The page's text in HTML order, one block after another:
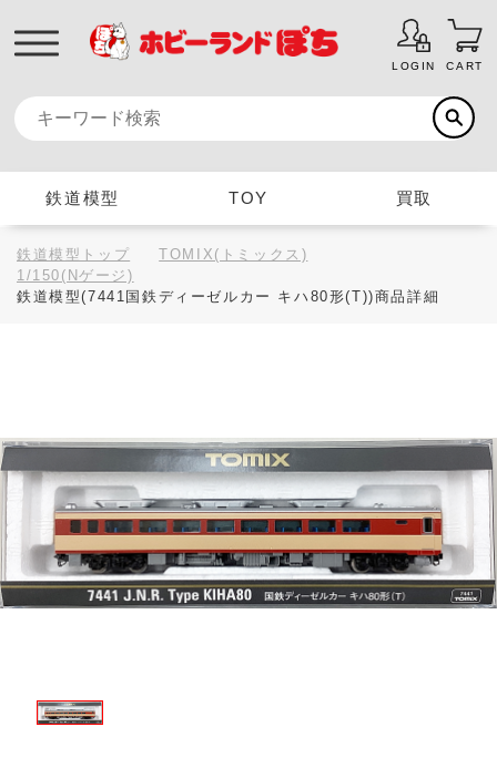
LOGIN CART
鉄道模型 TOY 買取
鉄道模型トップ
TOMIX(トミックス)
1/150(Nゲージ)
鉄道模型(7441国鉄ディーゼルカー キハ80形(T))商品詳細